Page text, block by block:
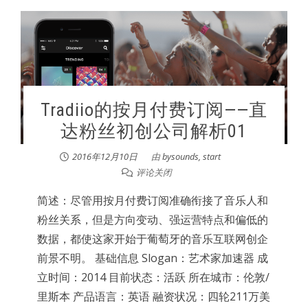
Tradiio的按月付费订阅——直
达粉丝初创公司解析01
2016年12月10日 由bysounds, start
评论关闭
简述：尽管用按月付费订阅准确衔接了音乐人和
粉丝关系，但是方向变动、强运营特点和偏低的
数据，都使这家开始于葡萄牙的音乐互联网创企
前景不明。 基础信息 Slogan：艺术家加速器 成
立时间：2014 目前状态：活跃 所在城市：伦敦/
里斯本 产品语言：英语 融资状况：四轮211万美